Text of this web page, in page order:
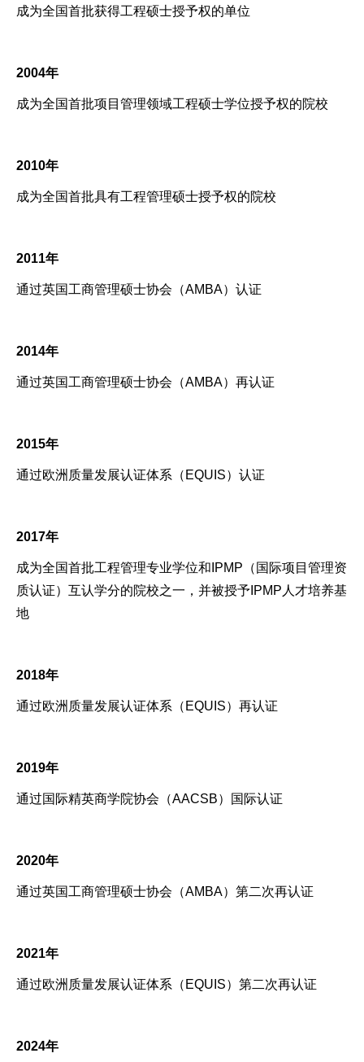
成为全国首批获得工程硕士授予权的单位
2004年
成为全国首批项目管理领域工程硕士学位授予权的院校
2010年
成为全国首批具有工程管理硕士授予权的院校
2011年
通过英国工商管理硕士协会（AMBA）认证
2014年
通过英国工商管理硕士协会（AMBA）再认证
2015年
通过欧洲质量发展认证体系（EQUIS）认证
2017年
成为全国首批工程管理专业学位和IPMP（国际项目管理资
质认证）互认学分的院校之一，并被授予IPMP人才培养基
地
2018年
通过欧洲质量发展认证体系（EQUIS）再认证
2019年
通过国际精英商学院协会（AACSB）国际认证
2020年
通过英国工商管理硕士协会（AMBA）第二次再认证
2021年
通过欧洲质量发展认证体系（EQUIS）第二次再认证
2024年